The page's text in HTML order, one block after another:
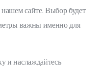
сайте. Выбор будет
важны именно для
и наслаждайтесь